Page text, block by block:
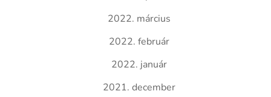
2022. március
2022. február
2022. január
2021. december